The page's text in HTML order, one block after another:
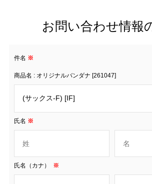
お問い合わせ情報
件名 ※
商品名 : オリジナルバンダナ [261047]
氏名 ※
氏名（カナ） ※